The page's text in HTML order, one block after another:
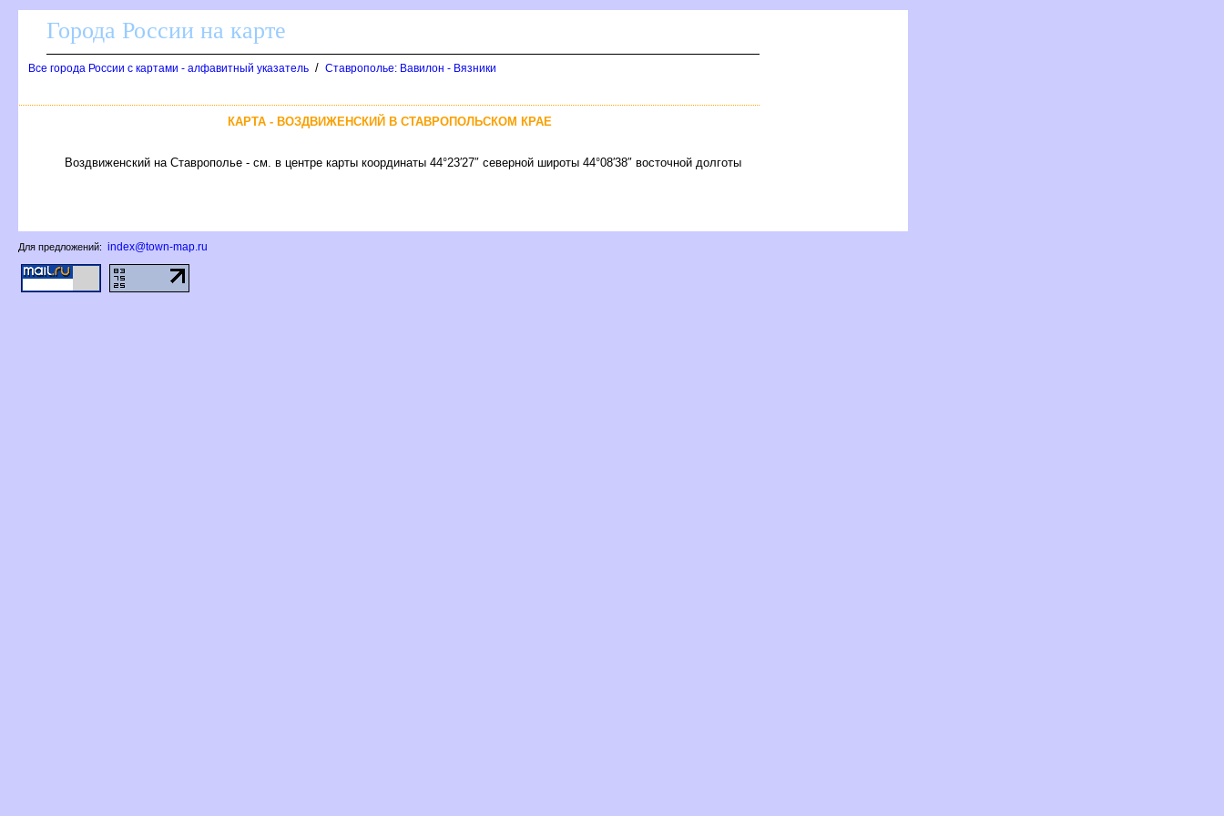
Города России на карте
се города России с картами - алфавитный указатель / Ставрополье: Вавилон - Вязники
КАРТА - ВОЗДВИЖЕНСКИЙ В СТАВРОПОЛЬСКОМ КРАЕ
оздвиженский на Ставрополье - см. в центре карты координаты 44°23′27″ северной широты 44°08′38″ восточной долготы
Для предложений: index@town-map.ru